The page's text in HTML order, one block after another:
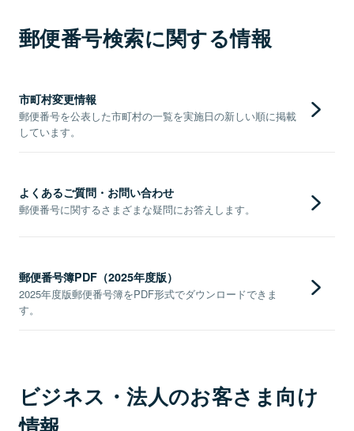
郵便番号検索に関する情報
市町村変更情報
郵便番号を公表した市町村の一覧を実施日の新しい順に掲載
しています。
よくあるご質問・お問い合わせ
郵便番号に関するさまざまな疑問にお答えします。
郵便番号簿PDF（2025年度版）
2025年度版郵便番号簿をPDF形式でダウンロードできま
す。
ビジネス・法人のお客さま向け